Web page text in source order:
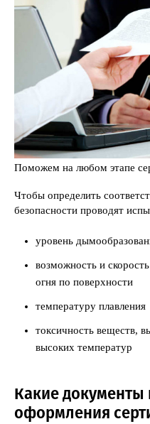
Поможем на любом этапе
Чтобы определить
безопасности проводят
уровень
возможность и
огня по поверхности
температуру плавления
токсичность веществ,
высоких температур
Какие
оформления